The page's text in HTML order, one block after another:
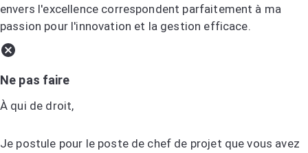
envers l'excellence correspondent parfaitement à ma
passion pour l'innovation et la gestion efficace.
Ne pas faire
À qui de droit,
Je postule pour le poste de chef de projet que vous avez